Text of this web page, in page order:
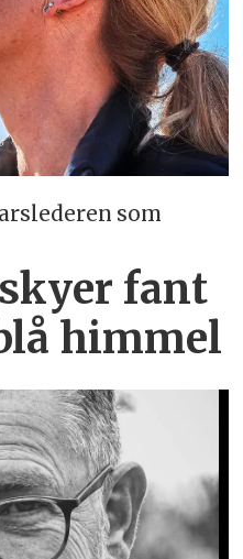
som
fant
himmel